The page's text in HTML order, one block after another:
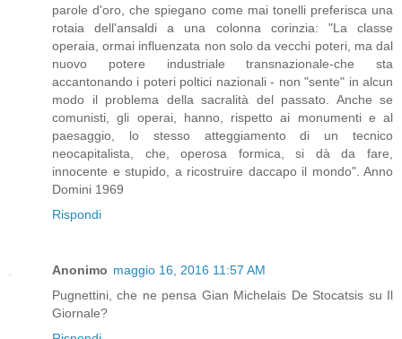
parole d'oro, che spiegano come mai tonelli preferisca una
rotaia dell'ansaldi a una colonna corinzia: "La classe
operaia, ormai influenzata non solo da vecchi poteri, ma dal
nuovo potere industriale transnazionale-che sta
accantonando i poteri poltici nazionali - non "sente" in alcun
modo il problema della sacralità del passato. Anche se
comunisti, gli operai, hanno, rispetto ai monumenti e al
paesaggio, lo stesso atteggiamento di un tecnico
neocapitalista, che, operosa formica, si dà da fare,
innocente e stupido, a ricostruire daccapo il mondo". Anno
Domini 1969
Rispondi
Anonimo maggio 16, 2016 11:57 AM
Pugnettini, che ne pensa Gian Michelais De Stocatsis su Il
Giornale?